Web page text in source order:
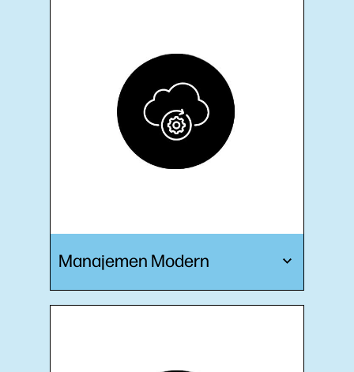
Manajemen Modern